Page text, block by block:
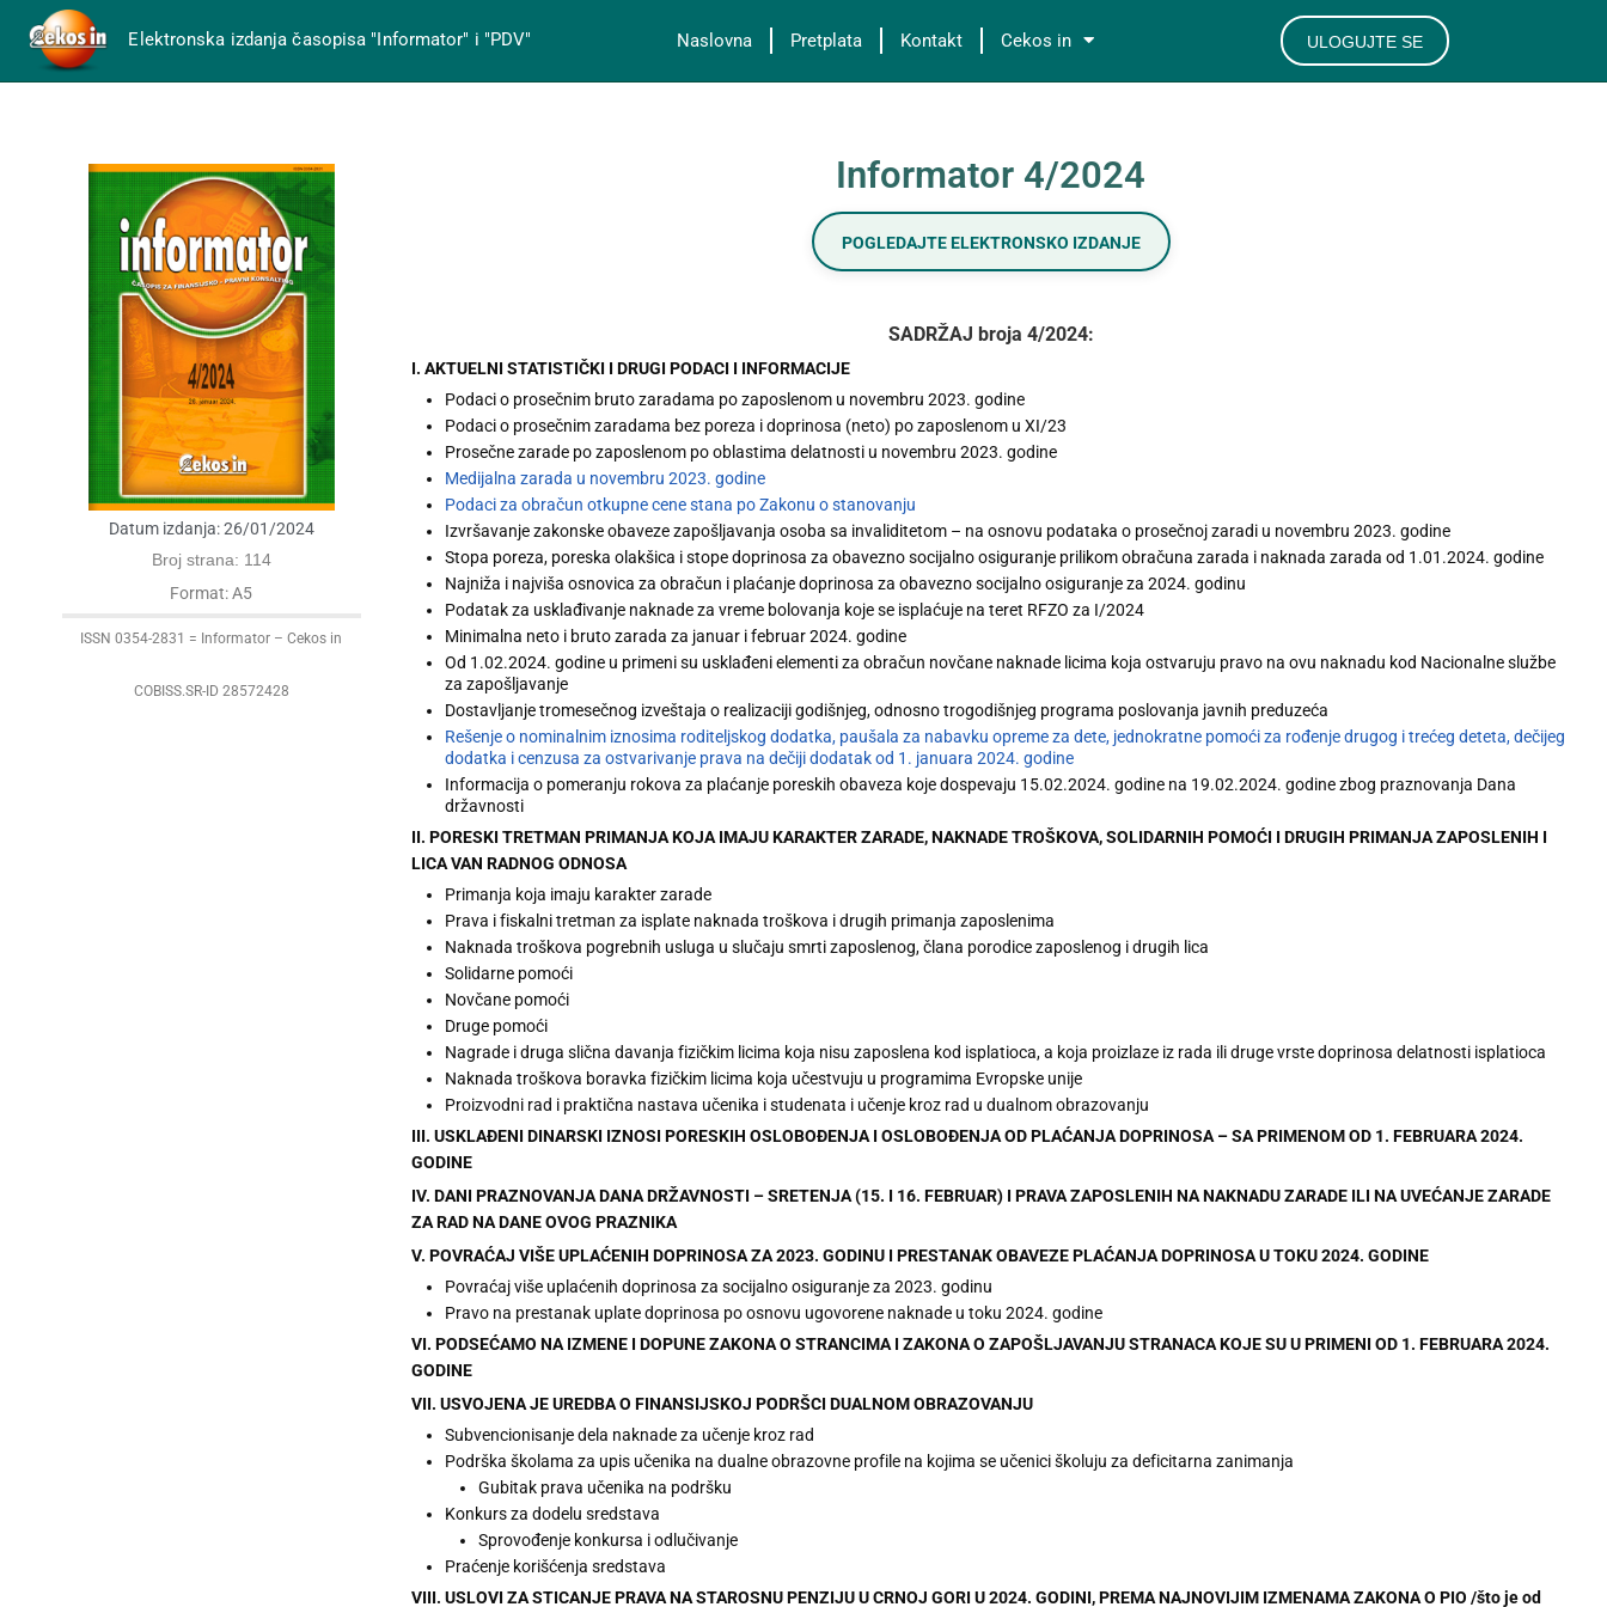
Elektronska izdanja časopisa "Informator" i "PDV" Naslovna Pretplata Kontakt Cekos in ULOGUJTE SE
Datum izdanja:26/01/2024
Broj strana: 114
Format: A5
ISSN 0354-2831 = Informator – Cekos in
COBISS.SR-ID 28572428
Informator 4/2024
POGLEDAJTE ELEKTRONSKO IZDANJE
SADRŽAJ broja 4/2024:
I. AKTUELNI STATISTIČKI I DRUGI PODACI I INFORMACIJE
Podaci o prosečnim bruto zaradama po zaposlenom u novembru 2023. godine
Podaci o prosečnim zaradama bez poreza i doprinosa (neto) po zaposlenom u XI/23
Prosečne zarade po zaposlenom po oblastima delatnosti u novembru 2023. godine
Medijalna zarada u novembru 2023. godine
Podaci za obračun otkupne cene stana po Zakonu o stanovanju
Izvršavanje zakonske obaveze zapošljavanja osoba sa invaliditetom – na osnovu podataka o prosečnoj zaradi u novembru 2023. godine
Stopa poreza, poreska olakšica i stope doprinosa za obavezno socijalno osiguranje prilikom obračuna zarada i naknada zarada od 1.01.2024. godine
Najniža i najviša osnovica za obračun i plaćanje doprinosa za obavezno socijalno osiguranje za 2024. godinu
Podatak za usklađivanje naknade za vreme bolovanja koje se isplaćuje na teret RFZO za I/2024
Minimalna neto i bruto zarada za januar i februar 2024. godine
Od 1.02.2024. godine u primeni su usklađeni elementi za obračun novčane naknade licima koja ostvaruju pravo na ovu naknadu kod Nacionalne službe
za zapošljavanje
Dostavljanje tromesečnog izveštaja o realizaciji godišnjeg, odnosno trogodišnjeg programa poslovanja javnih preduzeća
Rešenje o nominalnim iznosima roditeljskog dodatka, paušala za nabavku opreme za dete, jednokratne pomoći za rođenje drugog i trećeg deteta, dečijeg
dodatka i cenzusa za ostvarivanje prava na dečiji dodatak od 1. januara 2024. godine
Informacija o pomeranju rokova za plaćanje poreskih obaveza koje dospevaju 15.02.2024. godine na 19.02.2024. godine zbog praznovanja Dana
državnosti
II. PORESKI TRETMAN PRIMANJA KOJA IMAJU KARAKTER ZARADE, NAKNADE TROŠKOVA, SOLIDARNIH POMOĆI I DRUGIH PRIMANJA ZAPOSLENIH I
LICA VAN RADNOG ODNOSA
Primanja koja imaju karakter zarade
Prava i fiskalni tretman za isplate naknada troškova i drugih primanja zaposlenima
Naknada troškova pogrebnih usluga u slučaju smrti zaposlenog, člana porodice zaposlenog i drugih lica
Solidarne pomoći
Novčane pomoći
Druge pomoći
Nagrade i druga slična davanja fizičkim licima koja nisu zaposlena kod isplatioca, a koja proizlaze iz rada ili druge vrste doprinosa delatnosti isplatioca
Naknada troškova boravka fizičkim licima koja učestvuju u programima Evropske unije
Proizvodni rad i praktična nastava učenika i studenata i učenje kroz rad u dualnom obrazovanju
III. USKLAĐENI DINARSKI IZNOSI PORESKIH OSLOBOĐENJA I OSLOBOĐENJA OD PLAĆANJA DOPRINOSA – SA PRIMENOM OD 1. FEBRUARA 2024.
GODINE
IV. DANI PRAZNOVANJA DANA DRŽAVNOSTI – SRETENJA (15. I 16. FEBRUAR) I PRAVA ZAPOSLENIH NA NAKNADU ZARADE ILI NA UVEĆANJE ZARADE
ZA RAD NA DANE OVOG PRAZNIKA
V. POVRAĆAJ VIŠE UPLAĆENIH DOPRINOSA ZA 2023. GODINU I PRESTANAK OBAVEZE PLAĆANJA DOPRINOSA U TOKU 2024. GODINE
Povraćaj više uplaćenih doprinosa za socijalno osiguranje za 2023. godinu
Pravo na prestanak uplate doprinosa po osnovu ugovorene naknade u toku 2024. godine
VI. PODSEĆAMO NA IZMENE I DOPUNE ZAKONA O STRANCIMA I ZAKONA O ZAPOŠLJAVANJU STRANACA KOJE SU U PRIMENI OD 1. FEBRUARA 2024.
GODINE
VII. USVOJENA JE UREDBA O FINANSIJSKOJ PODRŠCI DUALNOM OBRAZOVANJU
Subvencionisanje dela naknade za učenje kroz rad
Podrška školama za upis učenika na dualne obrazovne profile na kojima se učenici školuju za deficitarna zanimanja
Gubitak prava učenika na podršku
Konkurs za dodelu sredstava
Sprovođenje konkursa i odlučivanje
Praćenje korišćenja sredstava
VIII. USLOVI ZA STICANJE PRAVA NA STAROSNU PENZIJU U CRNOJ GORI U 2024. GODINI, PREMA NAJNOVIJIM IZMENAMA ZAKONA O PIO /što je od